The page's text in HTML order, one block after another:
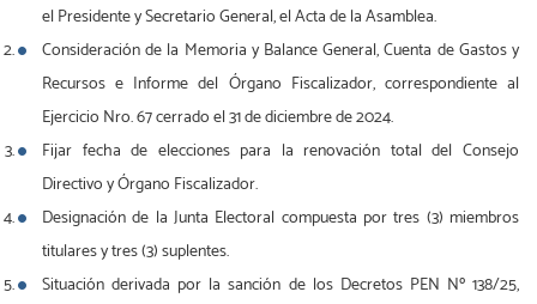
el Presidente y Secretario General, el Acta de la Asamblea.
Consideración de la Memoria y Balance General, Cuenta de Gastos y
Recursos e Informe del Órgano Fiscalizador, correspondiente al
Ejercicio Nro. 67 cerrado el 31 de diciembre de 2024.
Fijar fecha de elecciones para la renovación total del Consejo
Directivo y Órgano Fiscalizador.
Designación de la Junta Electoral compuesta por tres (3) miembros
titulares y tres (3) suplentes.
Situación derivada por la sanción de los Decretos PEN Nº 138/25,